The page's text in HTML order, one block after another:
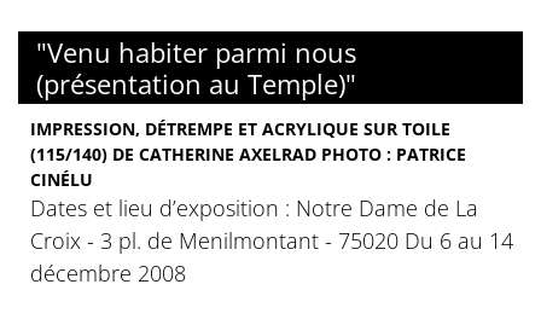
"Venu habiter parmi nous
(présentation au Temple)"
IMPRESSION, DÉTREMPE ET ACRYLIQUE SUR TOILE
(115/140) DE CATHERINE AXELRAD PHOTO : PATRICE
CINÉLU
Dates et lieu d’exposition : Notre Dame de La
Croix - 3 pl. de Menilmontant - 75020 Du 6 au 14
décembre 2008